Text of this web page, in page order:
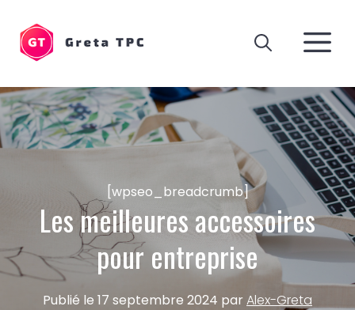
contenu
[wpseo_breadcrumb]
Les meilleures accessoires
pour entreprise
Publié le 17 septembre 2024 parAlex-Greta